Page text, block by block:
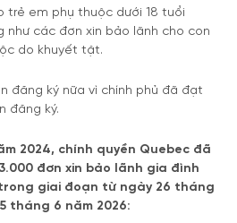
trẻ em phụ thuộc dưới 18 tuổi
như các đơn xin bảo lãnh cho con
do khuyết tật.
đăng ký nữa vì chính phủ đã đạt
đăng ký.
2024, chính quyền Quebec đã
đơn xin bảo lãnh gia đình
giai đoạn từ ngày 26 tháng
tháng 6 năm 2026: